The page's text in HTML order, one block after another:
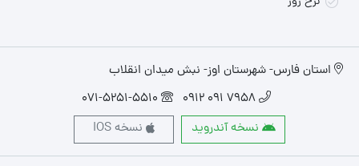
استان فارس- شهرستان اوز- نبش میدان انقلاب
7958 091 0912
071-5251-5510
نسخه آندروید
نسخه IOS